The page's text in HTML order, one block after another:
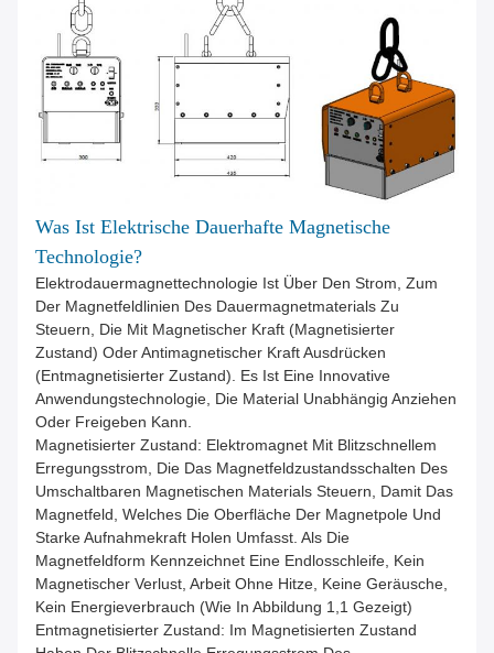
Was Ist Elektrische Dauerhafte Magnetische
Technologie?
Elektrodauermagnettechnologie Ist Über Den Strom, Zum
Der Magnetfeldlinien Des Dauermagnetmaterials Zu
Steuern, Die Mit Magnetischer Kraft (magnetisierter
Zustand) Oder Antimagnetischer Kraft Ausdrücken
(entmagnetisierter Zustand). Es Ist Eine Innovative
Anwendungstechnologie, Die Material Unabhängig Anziehen
Oder Freigeben Kann.
Magnetisierter Zustand: Elektromagnet Mit Blitzschnellem
Erregungsstrom, Die Das Magnetfeldzustandsschalten Des
Umschaltbaren Magnetischen Materials Steuern, Damit Das
Magnetfeld, Welches Die Oberfläche Der Magnetpole Und
Starke Aufnahmekraft Holen Umfasst. Als Die
Magnetfeldform Kennzeichnet Eine Endlosschleife, Kein
Magnetischer Verlust, Arbeit Ohne Hitze, Keine Geräusche,
Kein Energieverbrauch (wie In Abbildung 1,1 Gezeigt)
Entmagnetisierter Zustand: Im Magnetisierten Zustand